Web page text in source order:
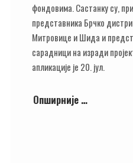
фондовима. Састанку су,
представника Брчко
Митровице и Шида и
сарадници на изради
апликације је 20. јул.
Опширније …